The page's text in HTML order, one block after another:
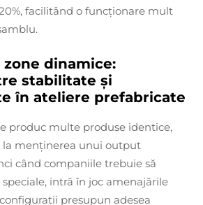
facilitând o funcționare mult
zone dinamice:
stabilitate și
în ateliere prefabricate
produc multe produse identice,
la menținerea unui output
când companiile trebuie să
intră în joc amenajările
presupun adesea